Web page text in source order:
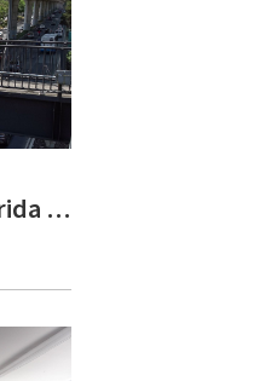
¿medicina mensual o herida permanente?